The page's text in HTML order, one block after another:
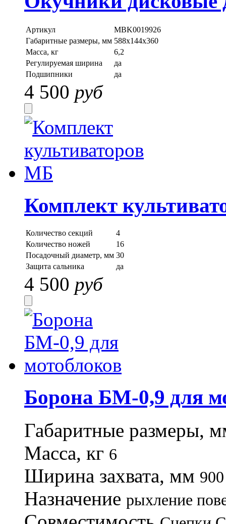
Артикул
MBK0019926
Габаритные размеры, мм 588х144х360
Масса, кг
6,2
Регулируемая ширина
да
Подшипники
да
4 500 руб
Комплект
Количество секций
4
Количество ножей
16
Посадочный диаметр, мм 30
Защита сальника
да
4 500 руб
Борона БМ-0,9 для
Габаритные размеры,
Масса, кг 6
Ширина захвата, мм 900
Назначение рыхление